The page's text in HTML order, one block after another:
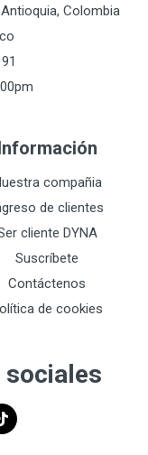
Colombia
compañia
de clientes
cliente DYNA
Suscríbete
Contáctenos
de cookies
sociales